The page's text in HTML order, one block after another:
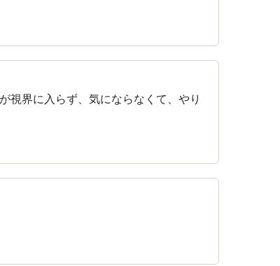
視界に入らず、気にならなくて、やり